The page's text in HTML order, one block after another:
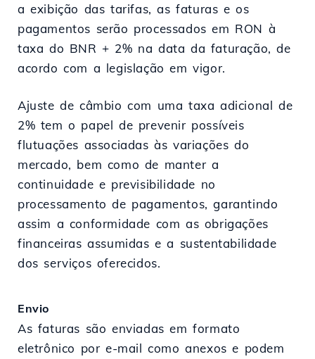
a exibição das tarifas, as faturas e os
pagamentos serão processados em RON à
taxa do BNR + 2% na data da faturação, de
acordo com a legislação em vigor.
Ajuste de câmbio com uma taxa adicional de
2% tem o papel de prevenir possíveis
flutuações associadas às variações do
mercado, bem como de manter a
continuidade e previsibilidade no
processamento de pagamentos, garantindo
assim a conformidade com as obrigações
financeiras assumidas e a sustentabilidade
dos serviços oferecidos.
Envio
As faturas são enviadas em formato
eletrônico por e-mail como anexos e podem